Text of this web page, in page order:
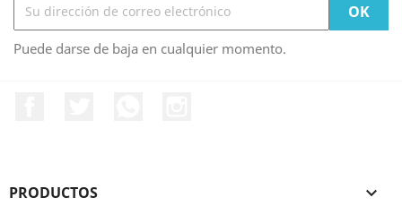
Puede darse de baja en cualquier momento.
PRODUCTOS 